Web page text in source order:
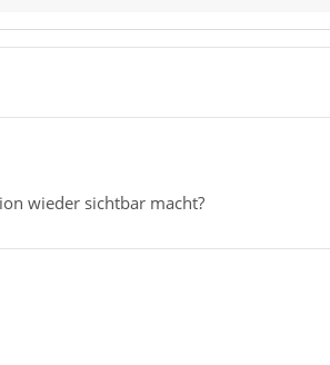
wieder sichtbar macht?